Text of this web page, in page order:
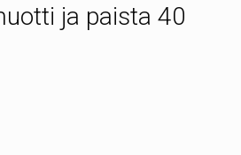
ja paista 40